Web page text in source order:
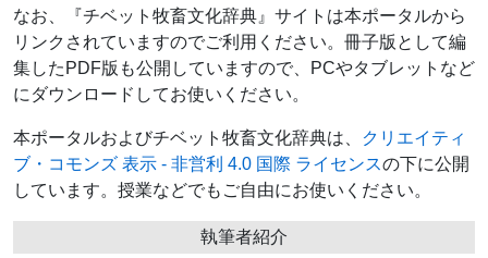
なお、『チベット牧畜文化辞典』サイトは本ポータルから
リンクされていますのでご利用ください。冊子版として編
集したPDF版も公開していますので、PCやタブレットなど
にダウンロードしてお使いください。
本ポータルおよびチベット牧畜文化辞典は、
クリエイティ
ブ・コモンズ 表示 - 非営利 4.0 国際 ライセンスの下に公開
しています。授業などでもご自由にお使いください。
執筆者紹介